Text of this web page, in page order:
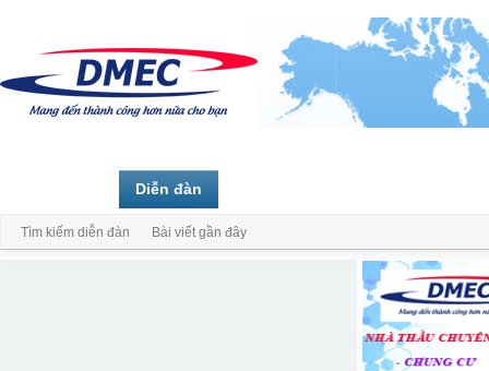
Diễn đàn
Tìm kiếm diễn đàn Bài viết gần đây